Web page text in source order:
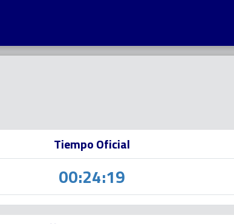
Tiempo Oficial
00:24:19